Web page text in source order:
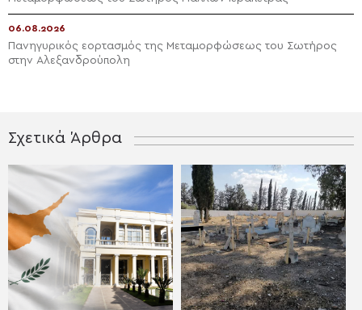
06.08.2026
Πανηγυρικός εορτασμός της Μεταμορφώσεως του Σωτήρος
στην Αλεξανδρούπολη
Σχετικά Άρθρα